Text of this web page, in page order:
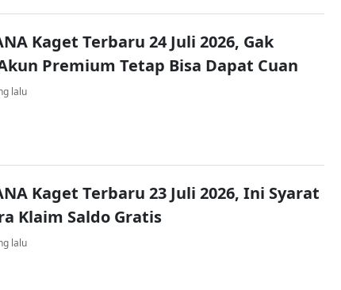
Kaget Terbaru 24 Juli 2026, Gak
Premium Tetap Bisa Dapat Cuan
lalu
Kaget Terbaru 23 Juli 2026, Ini Syarat
Klaim Saldo Gratis
lalu